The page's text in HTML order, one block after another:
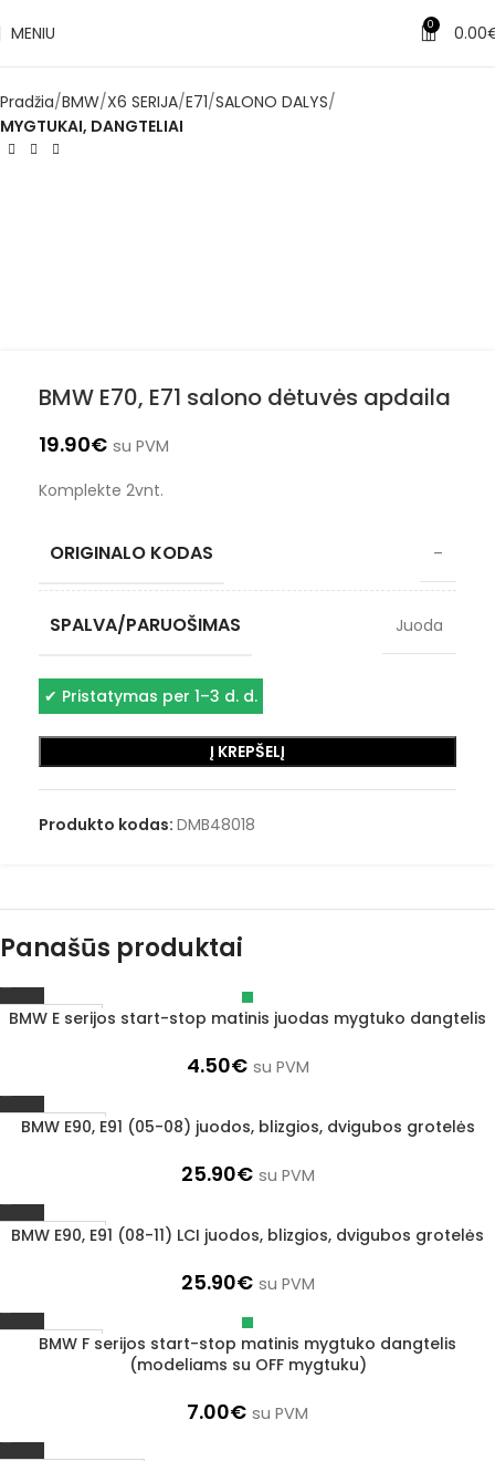
MENIU 0 0.00
Pradžia BMW X6 SERIJA E71 SALONO DALYS
MYGTUKAI, DANGTELIAI
BMW E70, E71 salono dėtuvės apdaila
19.90€ su PVM
Komplekte 2vnt.
ORIGINALO KODAS –
SPALVA/PARUOŠIMAS Juoda
✔ Pristatymas per 1–3 d. d.
Į KREPŠELĮ
Produkto kodas: DMB48018
Panašūs produktai
Išparduota
BMW E serijos start-stop matinis juodas mygtuko dangtelis
4.50€ su PVM
1–3 d. d.
BMW E90, E91 (05-08) juodos, blizgios, dvigubos grotelės
25.90€ su PVM
1–3 d. d.
BMW E90, E91 (08-11) LCI juodos, blizgios, dvigubos grotelės
25.90€ su PVM
Išparduota
BMW F serijos start-stop matinis mygtuko dangtelis
(modeliams su OFF mygtuku)
7.00€ su PVM